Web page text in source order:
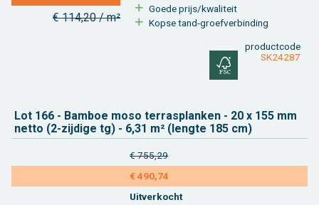
€ 114,20 / m²
Goede prijs/kwa­li­teit
Kopse tand-groef­ver­bin­ding
product­code
SK24287
Lot 166 - Bam­boe moso terras­planken - 20 x 155 mm
netto (2-zij­di­ge tg) - 6,31 m² (leng­te 185 cm)
€ 755,29
€ 490,74
Uit­ver­kocht